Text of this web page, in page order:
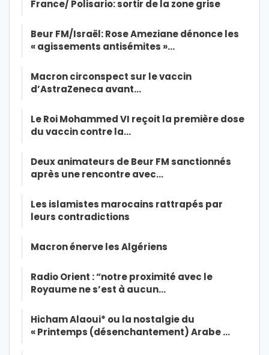
France/ Polisario: sortir de la zone grise
Beur FM/Israël: Rose Ameziane dénonce les
« agissements antisémites »…
Macron circonspect sur le vaccin
d’AstraZeneca avant…
Le Roi Mohammed VI reçoit la première dose
du vaccin contre la…
Deux animateurs de Beur FM sanctionnés
après une rencontre avec…
Les islamistes marocains rattrapés par
leurs contradictions
Macron énerve les Algériens
Radio Orient : “notre proximité avec le
Royaume ne s’est à aucun…
Hicham Alaoui* ou la nostalgie du
« Printemps (désenchantement) Arabe …